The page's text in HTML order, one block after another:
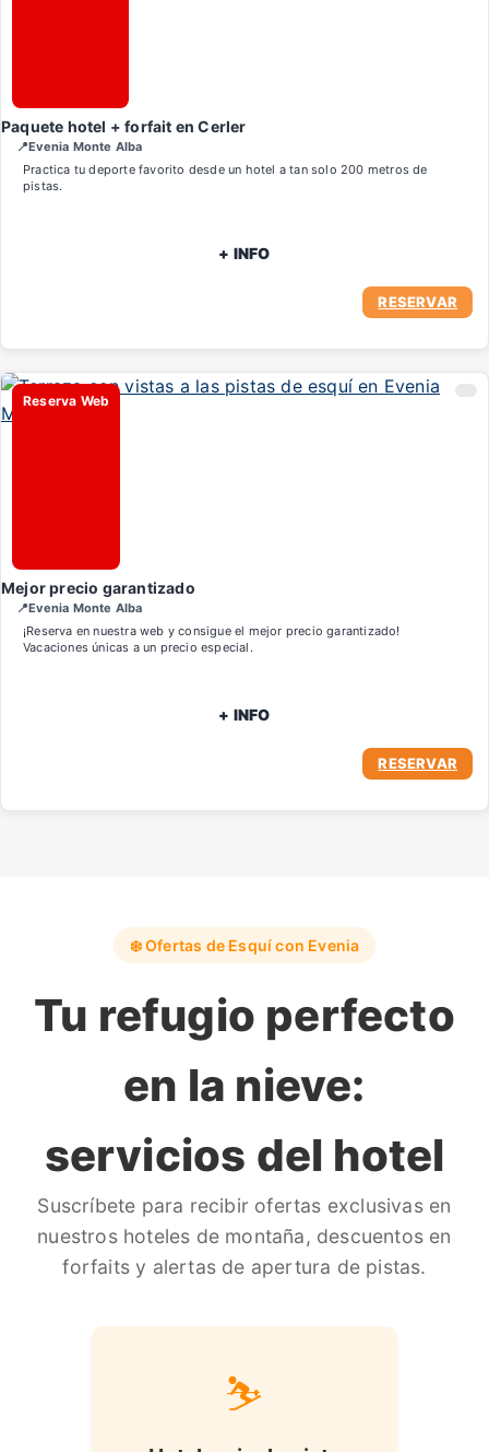
Paquete hotel + forfait en Cerler
📍Evenia Monte Alba
Practica tu deporte favorito desde un hotel a tan solo 200 metros de
pistas.
+ INFO
RESERVAR
Reserva Web
Mejor precio garantizado
📍Evenia Monte Alba
¡Reserva en nuestra web y consigue el mejor precio garantizado!
Vacaciones únicas a un precio especial.
+ INFO
RESERVAR
❄️ Ofertas de Esquí con Evenia
Tu refugio perfecto
en la nieve:
servicios del hotel
Suscríbete para recibir ofertas exclusivas en
nuestros hoteles de montaña, descuentos en
forfaits y alertas de apertura de pistas.
⛷️